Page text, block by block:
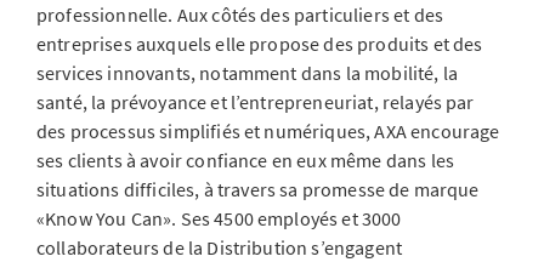
professionnelle. Aux côtés des particuliers et des
entreprises auxquels elle propose des produits et des
services innovants, notamment dans la mobilité, la
santé, la prévoyance et l’entrepreneuriat, relayés par
des processus simplifiés et numériques, AXA encourage
ses clients à avoir confiance en eux même dans les
situations difficiles, à travers sa promesse de marque
«Know You Can». Ses 4500 employés et 3000
collaborateurs de la Distribution s’engagent